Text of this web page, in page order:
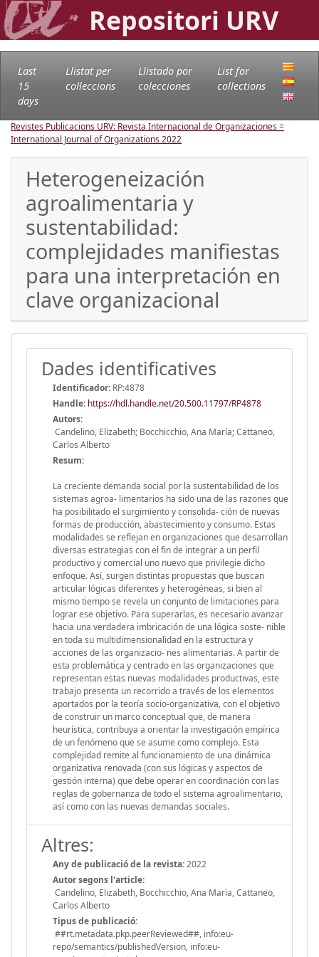
Repositori URV
Last
15
days
Llistat per
col·leccions
Llistado por
colecciones
List for
collections
Revistes Publicacions URV: Revista Internacional de Organizaciones =
International Journal of Organizations2022
Heterogeneización
agroalimentaria y
sustentabilidad:
complejidades manifiestas
para una interpretación en
clave organizacional
Dades identificatives
Identificador: RP:4878
Handle: https://hdl.handle.net/20.500.11797/RP4878
Autors:
Candelino, Elizabeth; Bocchicchio, Ana María; Cattaneo,
Carlos Alberto
Resum:
La creciente demanda social por la sustentabilidad de los
sistemas agroa- limentarios ha sido una de las razones que
ha posibilitado el surgimiento y consolida- ción de nuevas
formas de producción, abastecimiento y consumo. Estas
modalidades se reflejan en organizaciones que desarrollan
diversas estrategias con el fin de integrar a un perfil
productivo y comercial uno nuevo que privilegie dicho
enfoque. Así, surgen distintas propuestas que buscan
articular lógicas diferentes y heterogéneas, si bien al
mismo tiempo se revela un conjunto de limitaciones para
lograr ese objetivo. Para superarlas, es necesario avanzar
hacia una verdadera imbricación de una lógica soste- nible
en toda su multidimensionalidad en la estructura y
acciones de las organizacio- nes alimentarias. A partir de
esta problemática y centrado en las organizaciones que
representan estas nuevas modalidades productivas, este
trabajo presenta un recorrido a través de los elementos
aportados por la teoría socio-organizativa, con el objetivo
de construir un marco conceptual que, de manera
heurística, contribuya a orientar la investigación empírica
de un fenómeno que se asume como complejo. Esta
complejidad remite al funcionamiento de una dinámica
organizativa renovada (con sus lógicas y aspectos de
gestión interna) que debe operar en coordinación con las
reglas de gobernanza de todo el sistema agroalimentario,
así como con las nuevas demandas sociales.
Altres:
Any de publicació de la revista:2022
Autor segons l'article:
Candelino, Elizabeth, Bocchicchio, Ana María, Cattaneo,
Carlos Alberto
Tipus de publicació:
##rt.metadata.pkp.peerReviewed##, info:eu-
repo/semantics/publishedVersion, info:eu-